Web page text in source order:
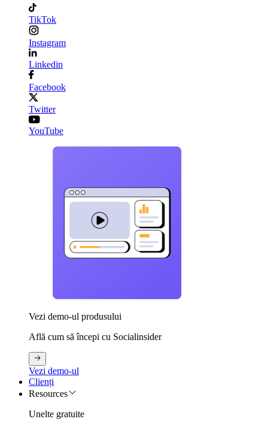
TikTok
Instagram
Linkedin
Facebook
Twitter
YouTube
Vezi demo-ul produsului
Află cum să începi cu Socialinsider
Vezi demo-ul
Clienți
Resources
Unelte gratuite